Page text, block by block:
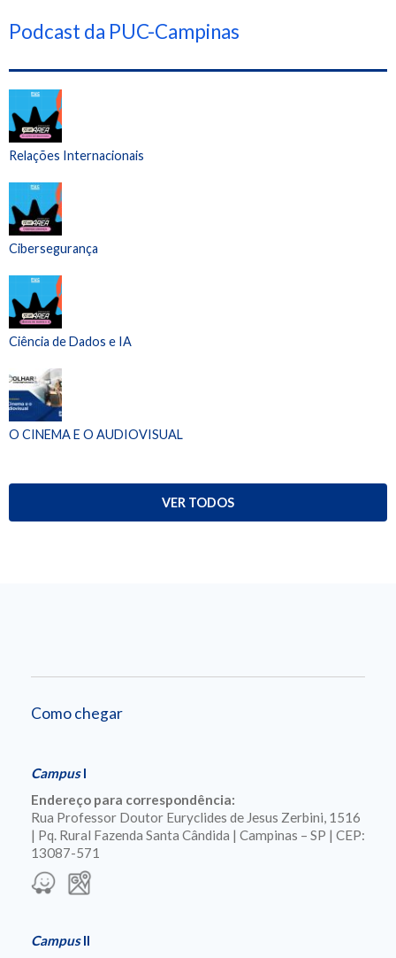
Podcast da PUC-Campinas
Relações Internacionais
Cibersegurança
Ciência de Dados e IA
O CINEMA E O AUDIOVISUAL
VER TODOS
Como chegar
CampusI
Endereço para correspondência:
Rua Professor Doutor Euryclides de Jesus Zerbini, 1516
| Pq. Rural Fazenda Santa Cândida | Campinas – SP | CEP:
13087-571
CampusII